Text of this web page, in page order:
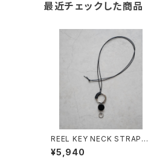
最近チェックした商品
REEL KEY NECK STRAP/2
053#5/リールキーネックスト
ラップ
¥5,940